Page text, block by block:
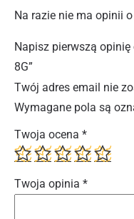
Na razie nie ma opinii
Napisz pierwszą opinię
8G”
Twój adres email nie
Wymagane pola są
Twoja ocena *
Twoja opinia *